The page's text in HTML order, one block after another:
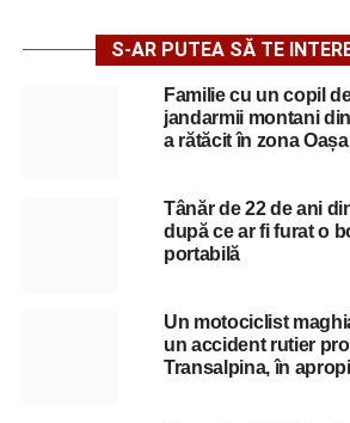
S-AR PUTEA SĂ TE
Familie cu un copil
jandarmii montani
a rătăcit în zona
Tânăr de 22 de ani
după ce ar fi furat o
portabilă
Un motociclist
un accident rutier
Transalpina, în